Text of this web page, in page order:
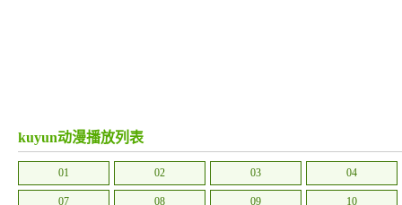
kuyun动漫播放列表
01 02 03 04
07 08 09 10